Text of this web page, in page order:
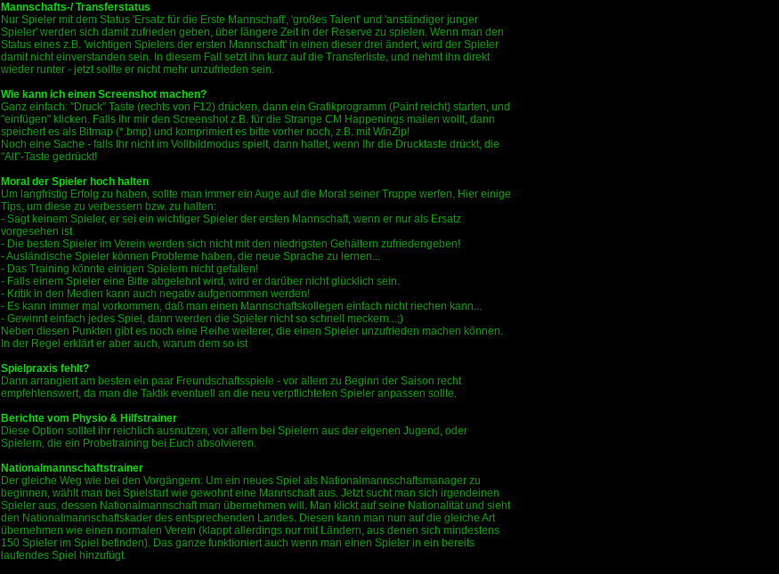
Mannschafts-/ Transferstatus
Nur Spieler mit dem Status 'Ersatz für die Erste Mannschaft', 'großes Talent' und 'anständiger junger
Spieler' werden sich damit zufrieden geben, über längere Zeit in der Reserve zu spielen. Wenn man den
Status eines z.B. 'wichtigen Spielers der ersten Mannschaft' in einen dieser drei ändert, wird der Spieler
damit nicht einverstanden sein. In diesem Fall setzt ihn kurz auf die Transferliste, und nehmt ihn direkt
wieder runter - jetzt sollte er nicht mehr unzufrieden sein.
Wie kann ich einen Screenshot machen?
Ganz einfach: "Druck" Taste (rechts von F12) drücken, dann ein Grafikprogramm (Paint reicht) starten, und
"einfügen" klicken. Falls Ihr mir den Screenshot z.B. für die Strange CM Happenings mailen wollt, dann
speichert es als Bitmap (*.bmp) und komprimiert es bitte vorher noch, z.B. mit WinZip!
Noch eine Sache - falls Ihr nicht im Vollbildmodus spielt, dann haltet, wenn Ihr die Drucktaste drückt, die
"Alt"-Taste gedrückt!
Moral der Spieler hoch halten
Um langfristig Erfolg zu haben, sollte man immer ein Auge auf die Moral seiner Truppe werfen. Hier einige
Tips, um diese zu verbessern bzw. zu halten:
- Sagt keinem Spieler, er sei ein wichtiger Spieler der ersten Mannschaft, wenn er nur als Ersatz
vorgesehen ist.
- Die besten Spieler im Verein werden sich nicht mit den niedrigsten Gehältern zufriedengeben!
- Ausländische Spieler können Probleme haben, die neue Sprache zu lernen...
- Das Training könnte einigen Spielern nicht gefallen!
- Falls einem Spieler eine Bitte abgelehnt wird, wird er darüber nicht glücklich sein.
- Kritik in den Medien kann auch negativ aufgenommen werden!
- Es kann immer mal vorkommen, daß man einen Mannschaftskollegen einfach nicht riechen kann...
- Gewinnt einfach jedes Spiel, dann werden die Spieler nicht so schnell meckern...;)
Neben diesen Punkten gibt es noch eine Reihe weiterer, die einen Spieler unzufrieden machen können.
In der Regel erklärt er aber auch, warum dem so ist
Spielpraxis fehlt?
Dann arrangiert am besten ein paar Freundschaftsspiele - vor allem zu Beginn der Saison recht
empfehlenswert, da man die Taktik eventuell an die neu verpflichteten Spieler anpassen sollte.
Berichte vom Physio & Hilfstrainer
Diese Option solltet ihr reichlich ausnutzen, vor allem bei Spielern aus der eigenen Jugend, oder
Spielern, die ein Probetraining bei Euch absolvieren.
Nationalmannschaftstrainer
Der gleiche Weg wie bei den Vorgängern: Um ein neues Spiel als Nationalmannschaftsmanager zu
beginnen, wählt man bei Spielstart wie gewohnt eine Mannschaft aus. Jetzt sucht man sich irgendeinen
Spieler aus, dessen Nationalmannschaft man übernehmen will. Man klickt auf seine Nationalität und sieht
den Nationalmannschaftskader des entsprechenden Landes. Diesen kann man nun auf die gleiche Art
übernehmen wie einen normalen Verein (klappt allerdings nur mit Ländern, aus denen sich mindestens
150 Spieler im Spiel befinden). Das ganze funktioniert auch wenn man einen Spieler in ein bereits
laufendes Spiel hinzufügt.